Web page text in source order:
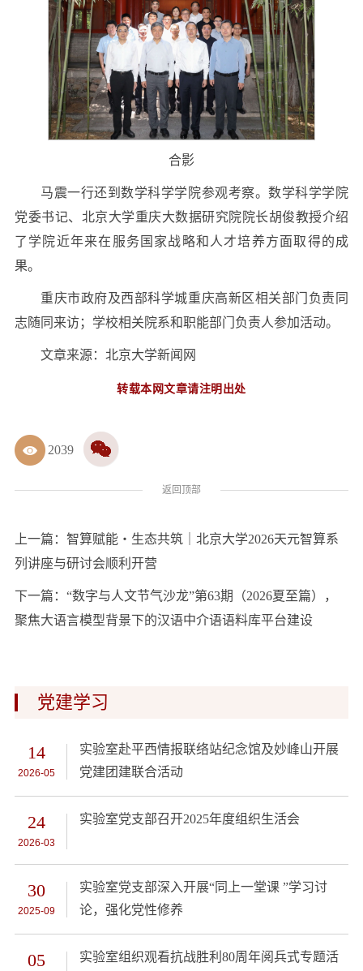
2039
合影
马震一行还到数学科学学院参观考察。数学科学学院
党委书记、北京大学重庆大数据研究院院长胡俊教授介绍
了学院近年来在服务国家战略和人才培养方面取得的成
果。
重庆市政府及西部科学城重庆高新区相关部门负责同
志随同来访；学校相关院系和职能部门负责人参加活动。
文章来源：北京大学新闻网
转载本网文章请注明出处
返回顶部
上一篇： 智算赋能・生态共筑｜北京大学2026天元智算系
列讲座与研讨会顺利开营
下一篇： “数字与人文节气沙龙”第63期（2026夏至篇），
聚焦大语言模型背景下的汉语中介语语料库平台建设
党建学习
14
2026-05
实验室赴平西情报联络站纪念馆及妙峰山开展
党建团建联合活动
24
2026-03
实验室党支部召开2025年度组织生活会
30
2025-09
实验室党支部深入开展“同上一堂课 ”学习讨
论，强化党性修养
05
实验室组织观看抗战胜利80周年阅兵式专题活